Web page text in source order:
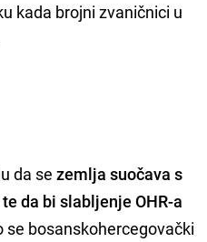
kada brojni zvaničnici u
da sezemlja suočava s
da bi slabljenje OHR-a
se bosanskohercegovački